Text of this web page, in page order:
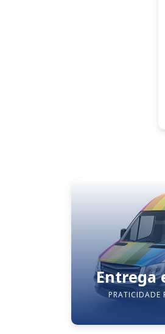
Entrega
PRATICIDADE